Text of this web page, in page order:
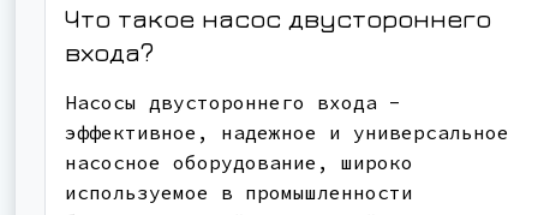
Что такое насос двустороннего
входа?
Насосы двустороннего входа -
эффективное, надежное и универсальное
насосное оборудование, широко
используемое в промышленности